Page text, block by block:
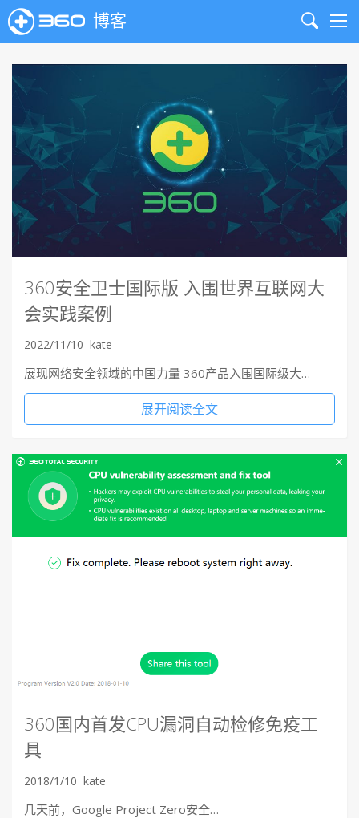
博客
Search
360安全卫士国际版 入围世界互联网大
会实践案例
2022/11/10 kate
展现网络安全领域的中国力量 360产品入围国际级大…
展开阅读全文
360国内首发CPU漏洞自动检修免疫工
具
2018/1/10 kate
几天前，Google Project Zero安全…